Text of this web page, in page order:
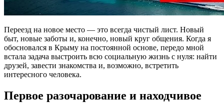
Переезд на новое место — это всегда чистый лист. Новый
быт, новые заботы и, конечно, новый круг общения. Когда я
обосновался в Крыму на постоянной основе, передо мной
встала задача выстроить всю социальную жизнь с нуля: найти
друзей, завести знакомства и, возможно, встретить
интересного человека.
Первое разочарование и находчивое